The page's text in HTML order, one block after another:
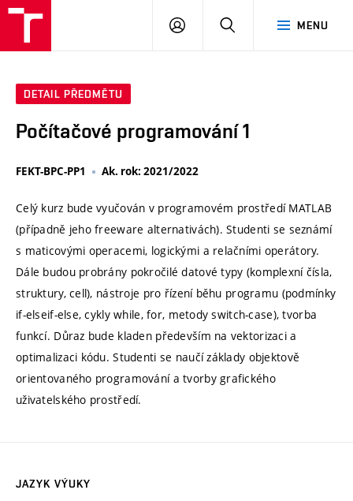
MENU
PŘIHLÁSIT
DETAIL PŘEDMĚTU
Počítačové programování 1
FEKT-BPC-PP1 Ak. rok: 2021/2022
Celý kurz bude vyučován v programovém prostředí MATLAB
(případně jeho freeware alternativách). Studenti se seznámí
s maticovými operacemi, logickými a relačními operátory.
Dále budou probrány pokročilé datové typy (komplexní čísla,
struktury, cell), nástroje pro řízení běhu programu (podmínky
if-elseif-else, cykly while, for, metody switch-case), tvorba
funkcí. Důraz bude kladen především na vektorizaci a
optimalizaci kódu. Studenti se naučí základy objektově
orientovaného programování a tvorby grafického
uživatelského prostředí.
JAZYK VÝUKY